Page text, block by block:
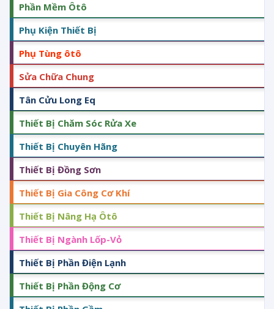
Phần Mềm Ôtô
Phụ Kiện Thiết Bị
Phụ Tùng ôtô
Sửa Chữa Chung
Tân Cửu Long Eq
Thiết Bị Chăm Sóc Rửa Xe
Thiết Bị Chuyên Hãng
Thiết Bị Đồng Sơn
Thiết Bị Gia Công Cơ Khí
Thiết Bị Nâng Hạ Ôtô
Thiết Bị Ngành Lốp-Vỏ
Thiết Bị Phần Điện Lạnh
Thiết Bị Phần Động Cơ